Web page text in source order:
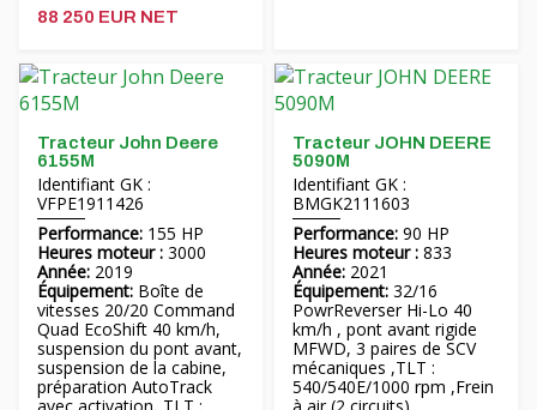
88 250 EUR NET
Tracteur John Deere
6155M
Identifiant GK :
VFPE1911426
Performance: 155 HP
Heures moteur : 3000
Année: 2019
Équipement: Boîte de
vitesses 20/20 Command
Quad EcoShift 40 km/h,
suspension du pont avant,
suspension de la cabine,
préparation AutoTrack
Tracteur JOHN DEERE
5090M
Identifiant GK :
BMGK2111603
Performance: 90 HP
Heures moteur : 833
Année: 2021
Équipement: 32/16
PowrReverser Hi-Lo 40
km/h , pont avant rigide
MFWD, 3 paires de SCV
mécaniques ,TLT :
540/540E/1000 rpm ,Frein